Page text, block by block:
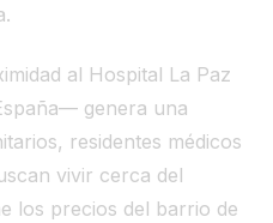
al Hospital La Paz
genera una
residentes médicos
vivir cerca del
los precios del barrio de